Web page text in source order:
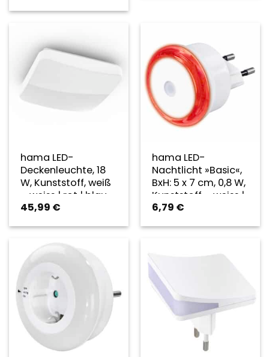
hama LED-
Deckenleuchte, 18
W, Kunststoff, weiß
– weiss | rot | blau
45,99 €
hama LED-
Nachtlicht »Basic«,
BxH: 5 x 7 cm, 0,8 W,
Kunststoff – weiss |
rot | blau
6,79 €